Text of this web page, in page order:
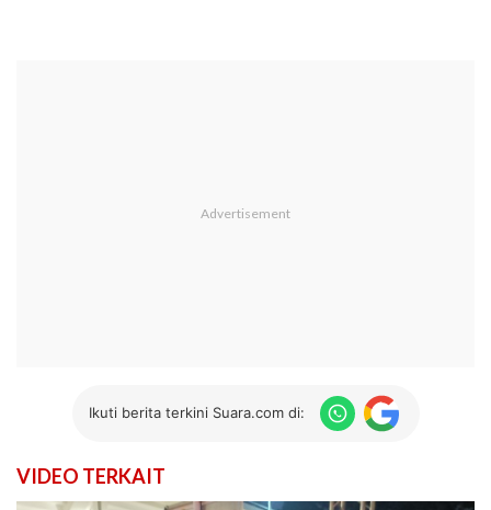
Ikuti berita terkini Suara.com di:
VIDEO TERKAIT